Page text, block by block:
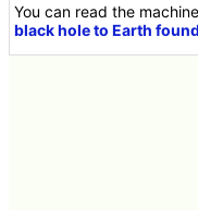
You can read the
black hole to Earth